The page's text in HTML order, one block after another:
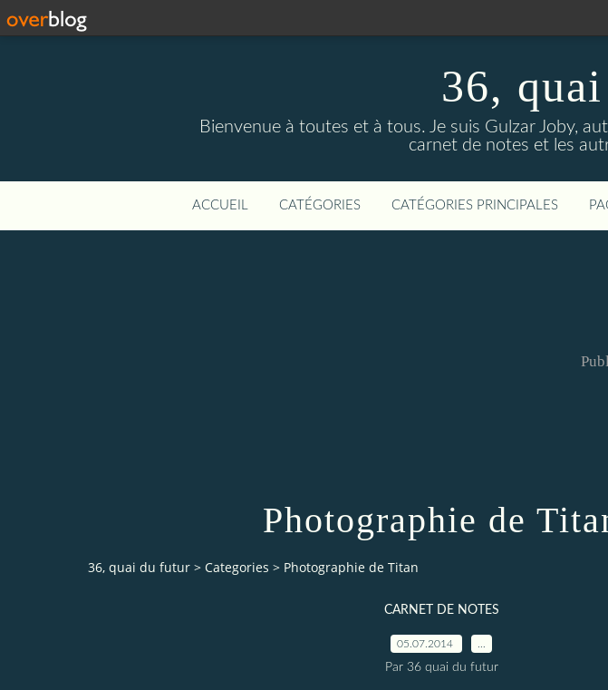
36,
Bienvenue à toutes et à tous. Je suis Gulzar Joby,
carnet de notes et les
ACCUEIL CATÉGORIES CATÉGORIES PRINCIPALES
Photographie de
36, quai du futur > Categories > Photographie de Titan
CARNET DE NOTES
05.07.2014
Par 36 quai du futur